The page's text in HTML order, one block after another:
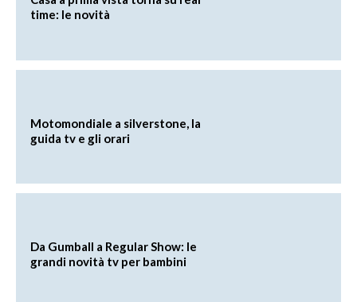
time: le novità
Motomondiale a silverstone, la
guida tv e gli orari
Da Gumball a Regular Show: le
grandi novità tv per bambini